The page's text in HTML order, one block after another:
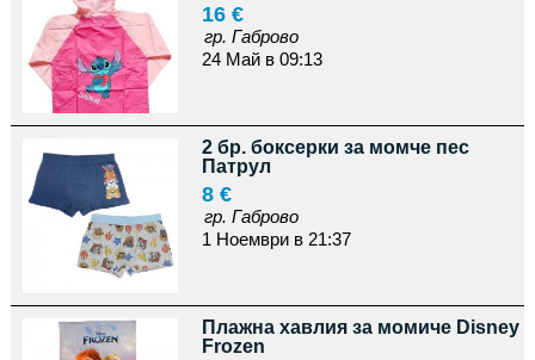
16 €
гр. Габрово
24 Май в 09:13
2 бр. боксерки за момче пес
Патрул
8 €
гр. Габрово
1 Ноември в 21:37
Плажна хавлия за момиче Disney
Frozen